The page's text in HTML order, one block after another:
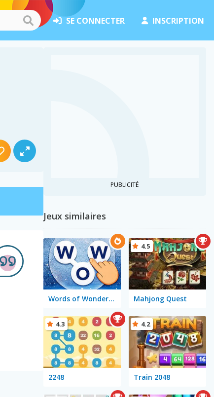
SE CONNECTER INSCRIPTION
PUBLICITÉ
Jeux similaires
Words of Wonders - WOW Mahjong Quest
4.5
2248
4.3
Train 2048
4.2